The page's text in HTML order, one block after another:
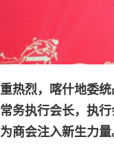
热烈，喀什地委
务执行会长，执
商会注入新生力量